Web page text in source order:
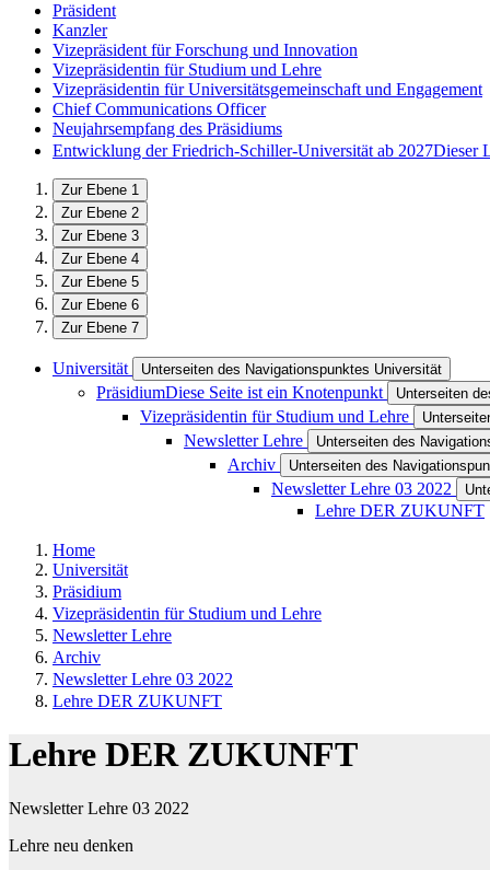
Präsident
Kanzler
Vizepräsident für Forschung und Innovation
Vizepräsidentin für Studium und Lehre
Vizepräsidentin für Universitätsgemeinschaft und Engagement
Chief Communications Officer
Neujahrsempfang des Präsidiums
Entwicklung der Friedrich-Schiller-Universität ab 2027Dieser
Zur Ebene 1
Zur Ebene 2
Zur Ebene 3
Zur Ebene 4
Zur Ebene 5
Zur Ebene 6
Zur Ebene 7
Universität Unterseiten des Navigationspunktes Universität
PräsidiumDiese Seite ist ein Knotenpunkt Unterseiten
Vizepräsidentin für Studium und Lehre
Newsletter Lehre Unterseiten des
Archiv Unterseiten des
Newsletter Lehre 03 2022
Lehre DER ZUKUNFT
Home
Universität
Präsidium
Vizepräsidentin für Studium und Lehre
Newsletter Lehre
Archiv
Newsletter Lehre 03 2022
Lehre DER ZUKUNFT
Lehre DER ZUKUNFT
Newsletter Lehre 03 2022
Lehre neu denken